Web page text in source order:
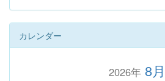
カレンダー
2026年8月